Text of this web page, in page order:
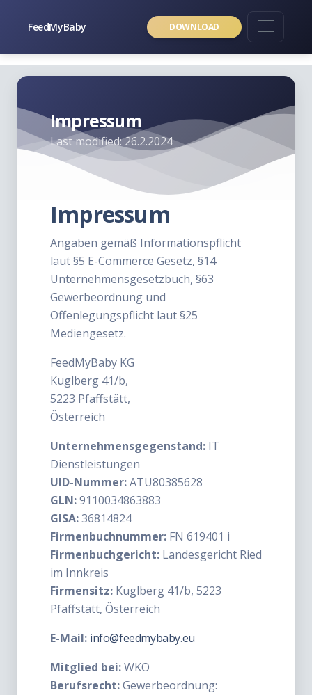
FeedMyBaby DOWNLOAD
Impressum
Last modified: 26.2.2024
Impressum
Angaben gemäß Informationspflicht
laut §5 E-Commerce Gesetz, §14
Unternehmensgesetzbuch, §63
Gewerbeordnung und
Offenlegungspflicht laut §25
Mediengesetz.
FeedMyBaby KG
Kuglberg 41/b,
5223 Pfaffstätt,
Österreich
Unternehmensgegenstand: IT
Dienstleistungen
UID-Nummer:ATU80385628
GLN:9110034863883
GISA:36814824
Firmenbuchnummer: FN 619401 i
Firmenbuchgericht: Landesgericht Ried
im Innkreis
Firmensitz: Kuglberg 41/b, 5223
Pfaffstätt, Österreich
E-Mail: info@feedmybaby.eu
Mitglied bei:WKO
Berufsrecht:Gewerbeordnung: